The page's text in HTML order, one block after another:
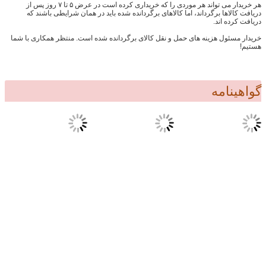
هر خریدار می تواند هر موردی را که خریداری کرده است در عرض ۵ تا ۷ روز پس از
دریافت کالاها برگرداند، اما کالاهای برگردانده شده باید در همان شرایطی باشند که
دریافت کرده اند.
خریدار مسئول هزینه های حمل و نقل کالای برگردانده شده است. منتظر همکاری با شما
هستیم!
گواهینامه